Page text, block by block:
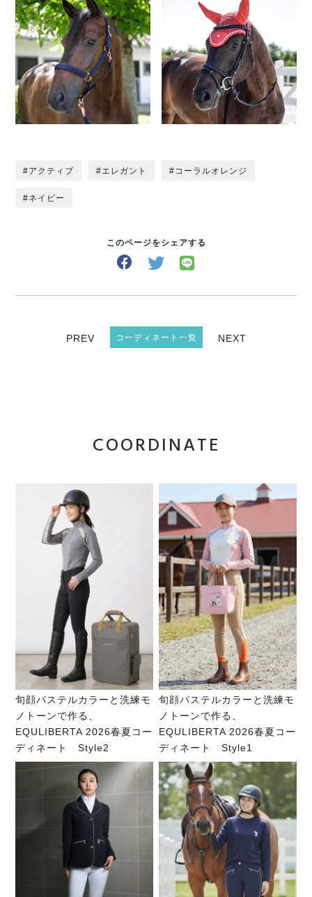
アクティブ エレガント コーラルオレンジ
ネイビー
このページをシェアする
PREV コーディネート一覧 NEXT
COORDINATE
旬顔パステルカラーと洗練モ
ノトーンで作る、
EQULIBERTA 2026春夏コー
ディネート Style2
旬顔パステルカラーと洗練モ
ノトーンで作る、
EQULIBERTA 2026春夏コー
ディネート Style1